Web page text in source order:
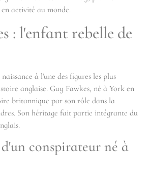
activité au monde.
: l'enfant rebelle de
à l'une des figures les plus
anglaise. Guy Fawkes, né à York en
britannique par son rôle dans la
Son héritage fait partie intégrante du
conspirateur né à